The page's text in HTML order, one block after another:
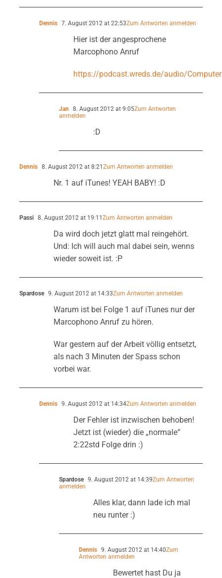
Dennis 7. August 2012 at 22:53Zum Antworten anmelden
Hier ist der angesprochene
Marcophono Anruf
https://podcast.wreds.de/audio/
Jan 8. August 2012 at 9:05Zum Antworten
anmelden
:D
Dennis 8. August 2012 at 8:21Zum Antworten anmelden
Nr. 1 auf iTunes! YEAH BABY! :D
Passi 8. August 2012 at 19:11Zum Antworten anmelden
Da wird doch jetzt glatt mal reingehört.
Und: Ich will auch mal dabei sein, wenns
wieder soweit ist. :P
Spardose 9. August 2012 at 14:33Zum Antworten anmelden
Warum ist bei Folge 1 auf iTunes nur der
Marcophono Anruf zu hören.
War gestern auf der Arbeit völlig entsetzt,
als nach 3 Minuten der Spass schon
vorbei war.
Dennis 9. August 2012 at 14:34Zum Antworten anmelden
Der Fehler ist inzwischen behoben!
Jetzt ist (wieder) die „normale“
2:22std Folge drin :)
Spardose 9. August 2012 at 14:39Zum Antworten
anmelden
Alles klar, dann lade ich mal
neu runter :)
Dennis 9. August 2012 at 14:40Zum
Antworten anmelden
Bewertet hast Du ja